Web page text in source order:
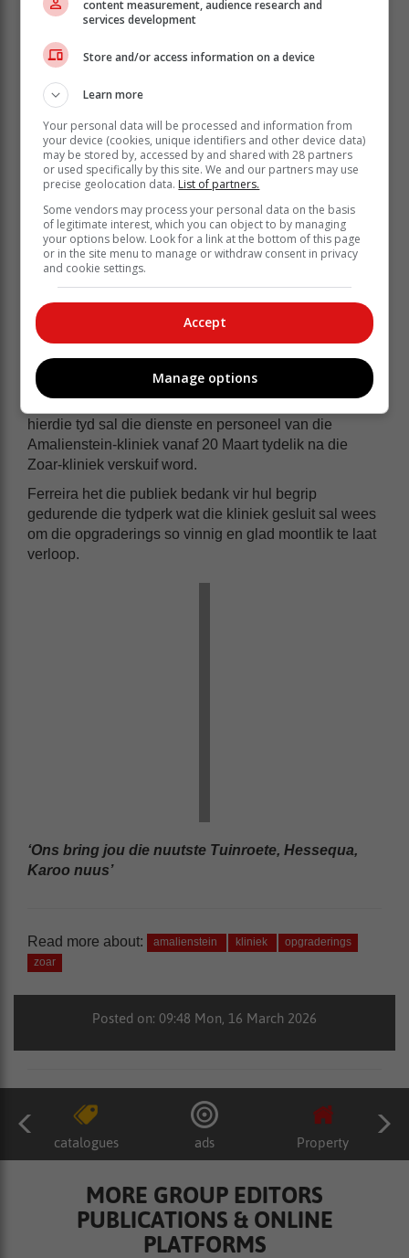
Volgens die departement sal die kontraktydperk na
hierdie tyd sal die dienste en personeel van die
Amalienstein-kliniek vanaf 20 Maart tydelik na die
Zoar-kliniek verskuif word.
Ferreira het die publiek bedank vir hul begrip
gedurende die tydperk wat die kliniek gesluit sal wees
om die opgraderings so vinnig en glad moontlik te laat
verloop.
‘Ons bring jou die nuutste Tuinroete, Hessequa,
Karoo nuus’
Read more about: amalienstein kliniek
opgraderings
zoar
Posted on: 09:48 Mon, 16 March 2026
catalogues ads Property
MORE GROUP EDITORS
PUBLICATIONS & ONLINE
PLATFORMS
content measurement, audience research and
services development
Store and/or access information on a device
Learn more
Your personal data will be processed and information from
your device (cookies, unique identifiers and other device data)
may be stored by, accessed by and shared with 28 partners
or used specifically by this site. We and our partners may use
precise geolocation data. List of partners.
Some vendors may process your personal data on the basis
of legitimate interest, which you can object to by managing
your options below. Look for a link at the bottom of this page
or in the site menu to manage or withdraw consent in privacy
and cookie settings.
Accept
Manage options